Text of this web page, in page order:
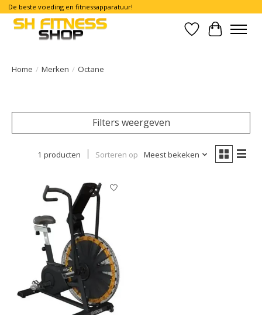
De beste voeding en fitnessapparatuur!
Verlanglijst
Home / Merken / Octane
Filters weergeven
1 producten Sorteren op Meest bekeken